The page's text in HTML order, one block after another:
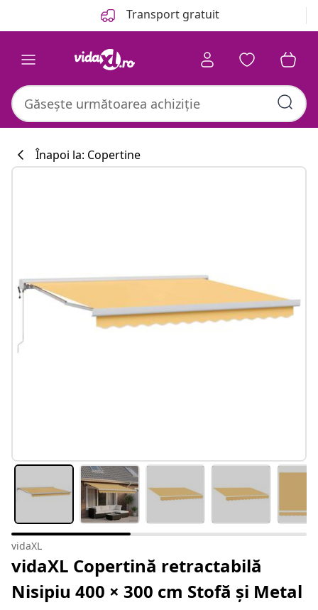
Transport gratuit
Înapoi la: Copertine
vidaXL
vidaXL Copertină retractabilă
Nisipiu 400 × 300 cm Stofă și Metal